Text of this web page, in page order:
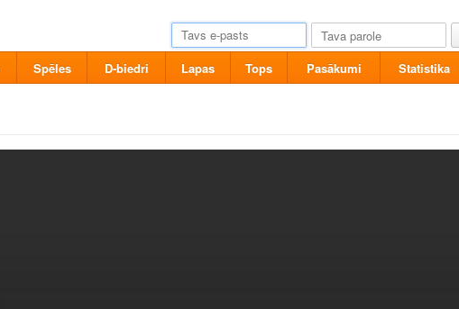
Spēles D-biedri Lapas Tops Pasākumi Statistika